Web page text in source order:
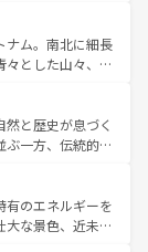
ティ豊かな料理
ンテンツ一覧を参
を楽しむことが
ストリートフード
。夜には、韓国な
を心ゆくまで味
国情報はコンテンツ一
ナム。南北に細長
々とした山々、世
古い町並みやホ
独特の雰囲気を
かさとおいしさで
ヒーなどは、ぜ
もあたたかい人々
れられない旅にな
と歴史が息づく
ぶ一方、伝統的な
イなどの山岳地
トやクラビの美し
できる。タイ料理
有のエネルギーを
大な景色、近未来